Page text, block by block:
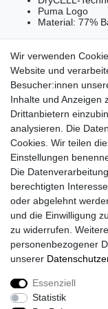
Puma Logo
Material: 77%
Widerrufs­recht
Wir verwenden
Website und
Besucher:innen
Inhalte und Anzeigen
Drittanbietern
analysieren. Die
Cookies. Wir teilen
Einstellungen
Die
berechtigten
oder abgelehnt
und die Einwilligung
zu widerrufen.
personenbezogener
unserer
Essenziell
Statistik